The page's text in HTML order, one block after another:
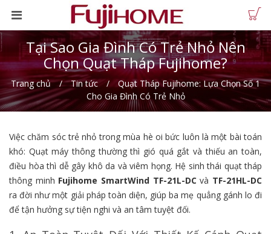
Tại Sao Gia Đình Có Trẻ Nhỏ Nên
Chọn Quạt Tháp Fujihome?
Trang chủ Tin tức
Quạt Tháp Fujihome: Lựa Chọn Số 1
Cho Gia Đình Có Trẻ Nhỏ
Việc chăm sóc trẻ nhỏ trong mùa hè oi bức luôn là một bài toán
khó: Quạt máy thông thường thì gió quá gắt và thiếu an toàn,
điều hòa thì dễ gây khô da và viêm họng. Hệ sinh thái quạt tháp
thông minh Fujihome SmartWind TF-21L-DCvà TF-21HL-DC
ra đời như một giải pháp toàn diện, giúp ba mẹ quẳng gánh lo đi
để tận hưởng sự tiện nghi và an tâm tuyệt đối.